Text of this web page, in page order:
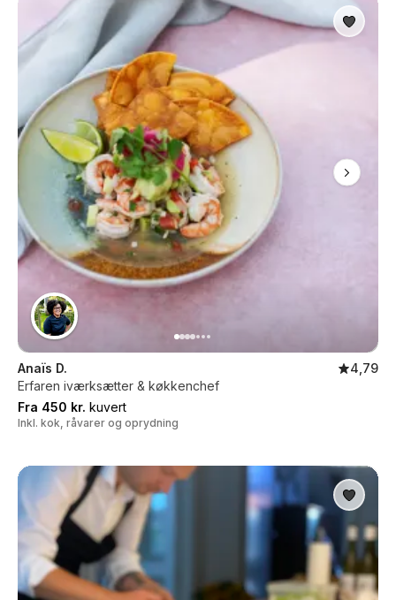
Anaïs D.
4,79
Erfaren iværksætter & køkkenchef
Fra 450 kr. kuvert
Inkl. kok, råvarer og oprydning